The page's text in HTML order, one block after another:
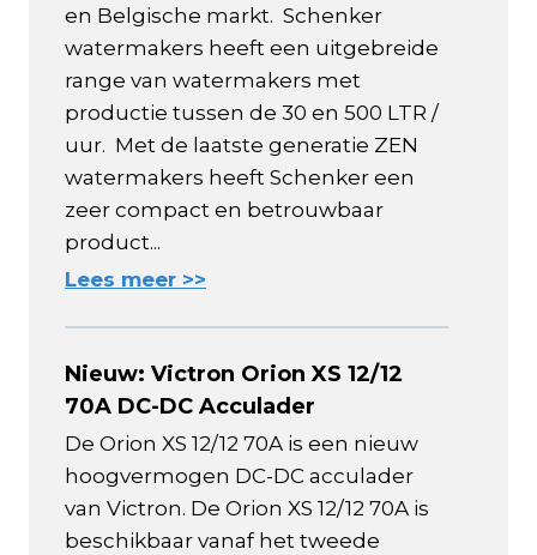
en Belgische markt. Schenker
watermakers heeft een uitgebreide
range van watermakers met
productie tussen de 30 en 500 LTR /
uur. Met de laatste generatie ZEN
watermakers heeft Schenker een
zeer compact en betrouwbaar
product...
Lees meer >>
Nieuw: Victron Orion XS 12/12
70A DC-DC Acculader
De Orion XS 12/12 70A is een nieuw
hoogvermogen DC-DC acculader
van Victron. De Orion XS 12/12 70A is
beschikbaar vanaf het tweede